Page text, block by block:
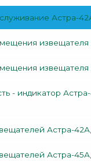
Астра-
- индикатор
Астра-
Астра-